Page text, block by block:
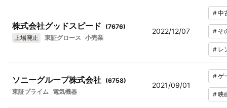
株式会社グッドスピード (7676)
上場廃止
東証グロース 小売業
2022/12/07
#中
# そ
# レ
ソニーグループ株式会社 (6758)
東証プライム 電気機器
2021/09/01
#ゲ
#映